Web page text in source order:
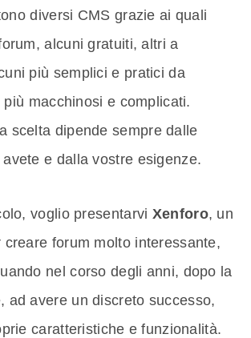
diversi CMS grazie ai quali
alcuni gratuiti, altri a
più semplici e pratici da
macchinosi e complicati.
scelta dipende sempre dalle
e dalla vostre esigenze.
voglio presentarvi Xenforo, un
creare forum molto interessante,
nel corso degli anni, dopo la
ad avere un discreto successo,
caratteristiche e funzionalità.